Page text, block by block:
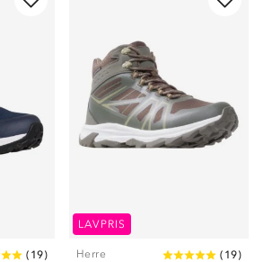
( 19)
LAVPRIS
Herre ( 19)